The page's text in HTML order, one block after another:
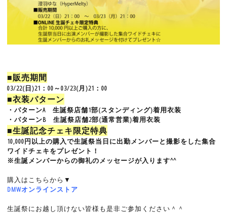
■販売期間
03/22(日)21：00～03/23(月)21：00
■衣装パターン
・パターンA 生誕祭店舗1部(スタンディング)着用衣装
・パターンB 生誕祭店舗2部(通常営業)着用衣装
■生誕記念チェキ限定特典
10,000円以上の購入で生誕祭当日に出勤メンバーと撮影をした集合
ワイドチェキをプレゼント！
※生誕メンバーからの御礼のメッセージが入ります^^
購入はこちらから▼
DMWオンラインストア
生誕祭にお越し頂けない皆様も是非ご参加ください＾＾